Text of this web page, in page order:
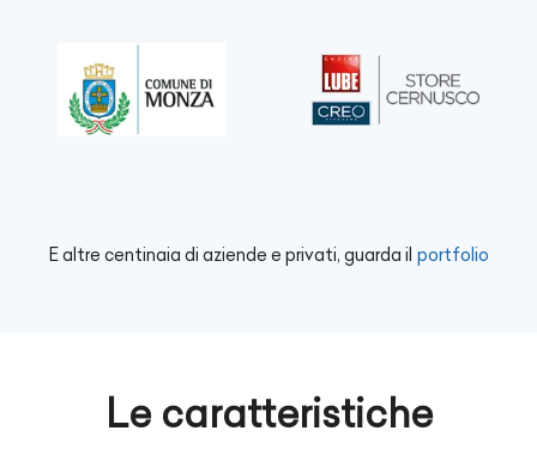
E altre centinaia di aziende e privati, guarda il portfolio
Le caratteristiche